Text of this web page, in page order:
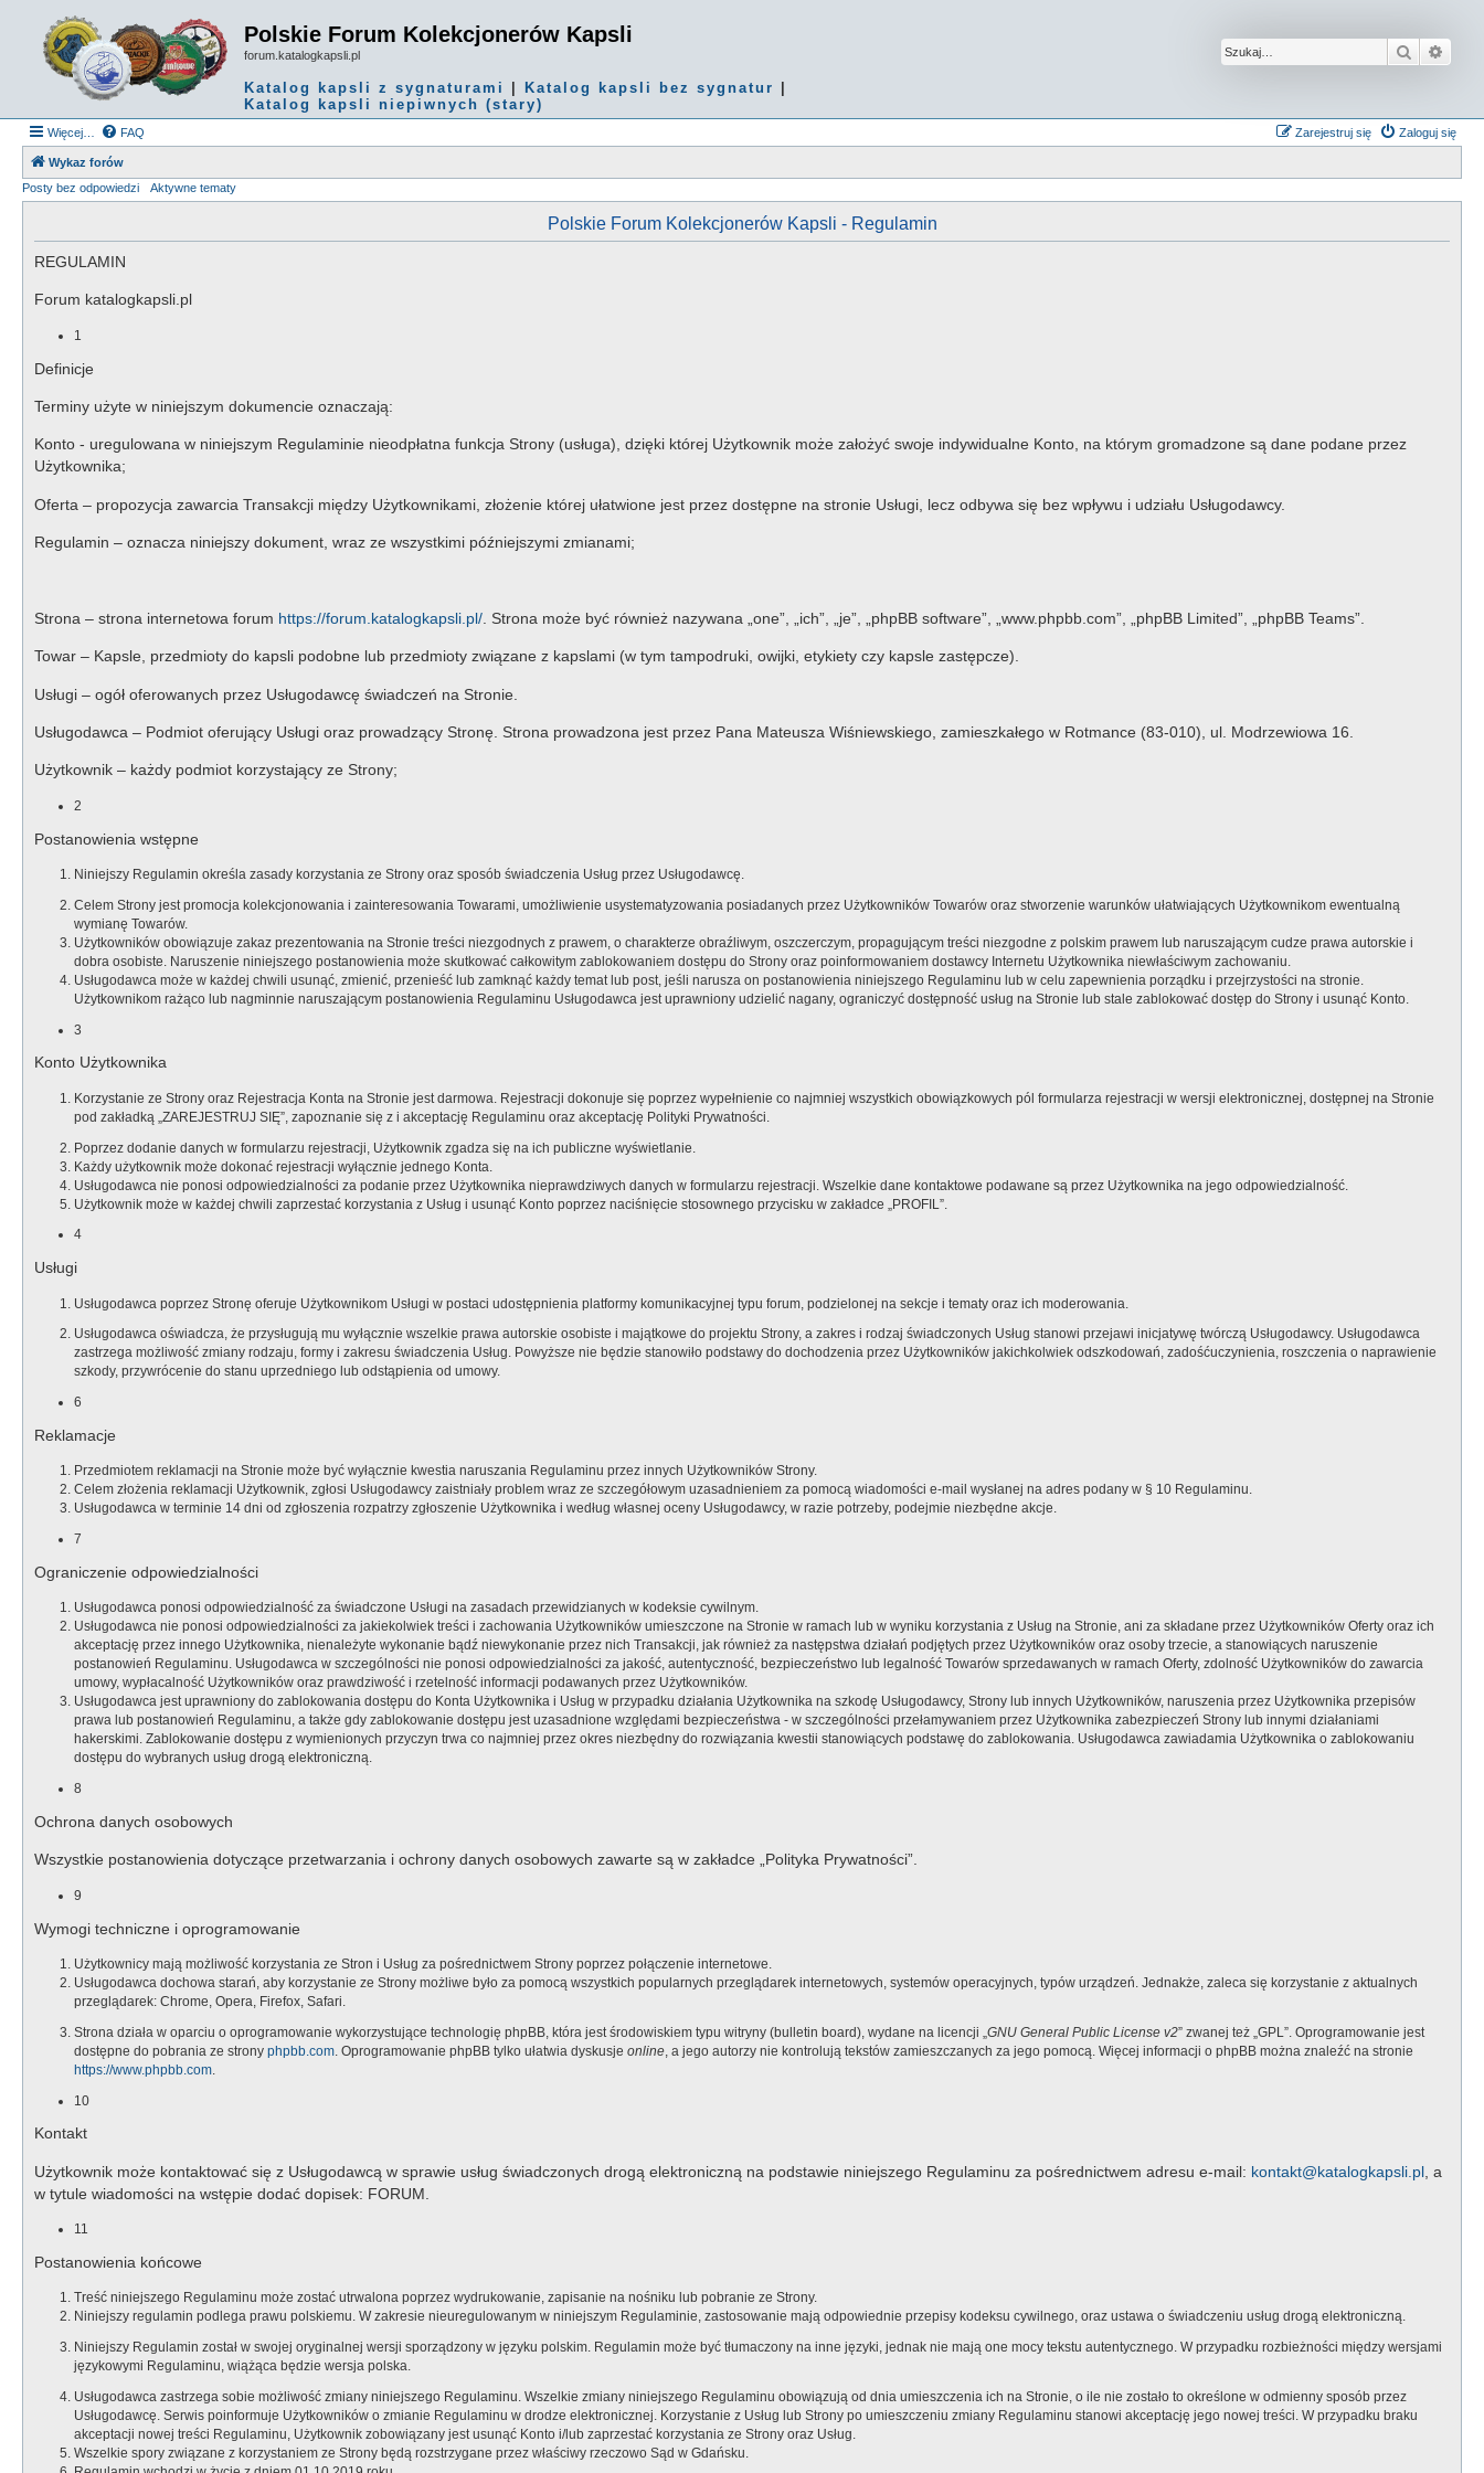
Polskie Forum Kolekcjonerów Kapsli
forum.katalogkapsli.pl
Katalog kapsli z sygnaturami Katalog kapsli bez sygnatur
Katalog kapsli niepiwnych (stary)
Szukaj
Więcej… FAQ Zaloguj się
Zarejestruj się
Wykaz forów
Posty bez odpowiedzi
Aktywne tematy
Polskie Forum Kolekcjonerów Kapsli - Regulamin
REGULAMIN
Forum katalogkapsli.pl
1
Definicje
Terminy użyte w niniejszym dokumencie oznaczają:
Konto - uregulowana w niniejszym Regulaminie nieodpłatna funkcja Strony (usługa), dzięki której Użytkownik może założyć swoje indywidualne Konto, na którym gromadzone są dane podane przez
Użytkownika;
Oferta – propozycja zawarcia Transakcji między Użytkownikami, złożenie której ułatwione jest przez dostępne na stronie Usługi, lecz odbywa się bez wpływu i udziału Usługodawcy.
Regulamin – oznacza niniejszy dokument, wraz ze wszystkimi późniejszymi zmianami;
Strona – strona internetowa forum https://forum.katalogkapsli.pl/ . Strona może być również nazywana „one”, „ich”, „je”, „phpBB software”, „www.phpbb.com”, „phpBB Limited”, „phpBB Teams”.
Towar – Kapsle, przedmioty do kapsli podobne lub przedmioty związane z kapslami (w tym tampodruki, owijki, etykiety czy kapsle zastępcze).
Usługi – ogół oferowanych przez Usługodawcę świadczeń na Stronie.
Usługodawca – Podmiot oferujący Usługi oraz prowadzący Stronę. Strona prowadzona jest przez Pana Mateusza Wiśniewskiego, zamieszkałego w Rotmance (83-010), ul. Modrzewiowa 16.
Użytkownik – każdy podmiot korzystający ze Strony;
2
Postanowienia wstępne
Niniejszy Regulamin określa zasady korzystania ze Strony oraz sposób świadczenia Usług przez Usługodawcę.
Celem Strony jest promocja kolekcjonowania i zainteresowania Towarami, umożliwienie usystematyzowania posiadanych przez Użytkowników Towarów oraz stworzenie warunków ułatwiających Użytkownikom ewentualną
wymianę Towarów.
Użytkowników obowiązuje zakaz prezentowania na Stronie treści niezgodnych z prawem, o charakterze obraźliwym, oszczerczym, propagującym treści niezgodne z polskim prawem lub naruszającym cudze prawa autorskie i
dobra osobiste. Naruszenie niniejszego postanowienia może skutkować całkowitym zablokowaniem dostępu do Strony oraz poinformowaniem dostawcy Internetu Użytkownika niewłaściwym zachowaniu.
Usługodawca może w każdej chwili usunąć, zmienić, przenieść lub zamknąć każdy temat lub post, jeśli narusza on postanowienia niniejszego Regulaminu lub w celu zapewnienia porządku i przejrzystości na stronie.
Użytkownikom rażąco lub nagminnie naruszającym postanowienia Regulaminu Usługodawca jest uprawniony udzielić nagany, ograniczyć dostępność usług na Stronie lub stale zablokować dostęp do Strony i usunąć Konto.
3
Konto Użytkownika
Korzystanie ze Strony oraz Rejestracja Konta na Stronie jest darmowa. Rejestracji dokonuje się poprzez wypełnienie co najmniej wszystkich obowiązkowych pól formularza rejestracji w wersji elektronicznej, dostępnej na Stronie
pod zakładką „ZAREJESTRUJ SIĘ”, zapoznanie się z i akceptację Regulaminu oraz akceptację Polityki Prywatności.
Poprzez dodanie danych w formularzu rejestracji, Użytkownik zgadza się na ich publiczne wyświetlanie.
Każdy użytkownik może dokonać rejestracji wyłącznie jednego Konta.
Usługodawca nie ponosi odpowiedzialności za podanie przez Użytkownika nieprawdziwych danych w formularzu rejestracji. Wszelkie dane kontaktowe podawane są przez Użytkownika na jego odpowiedzialność.
Użytkownik może w każdej chwili zaprzestać korzystania z Usług i usunąć Konto poprzez naciśnięcie stosownego przycisku w zakładce „PROFIL”.
4
Usługi
Usługodawca poprzez Stronę oferuje Użytkownikom Usługi w postaci udostępnienia platformy komunikacyjnej typu forum, podzielonej na sekcje i tematy oraz ich moderowania.
Usługodawca oświadcza, że przysługują mu wyłącznie wszelkie prawa autorskie osobiste i majątkowe do projektu Strony, a zakres i rodzaj świadczonych Usług stanowi przejawi inicjatywę twórczą Usługodawcy. Usługodawca
zastrzega możliwość zmiany rodzaju, formy i zakresu świadczenia Usług. Powyższe nie będzie stanowiło podstawy do dochodzenia przez Użytkowników jakichkolwiek odszkodowań, zadośćuczynienia, roszczenia o naprawienie
szkody, przywrócenie do stanu uprzedniego lub odstąpienia od umowy.
6
Reklamacje
Przedmiotem reklamacji na Stronie może być wyłącznie kwestia naruszania Regulaminu przez innych Użytkowników Strony.
Celem złożenia reklamacji Użytkownik, zgłosi Usługodawcy zaistniały problem wraz ze szczegółowym uzasadnieniem za pomocą wiadomości e-mail wysłanej na adres podany w § 10 Regulaminu.
Usługodawca w terminie 14 dni od zgłoszenia rozpatrzy zgłoszenie Użytkownika i według własnej oceny Usługodawcy, w razie potrzeby, podejmie niezbędne akcje.
7
Ograniczenie odpowiedzialności
Usługodawca ponosi odpowiedzialność za świadczone Usługi na zasadach przewidzianych w kodeksie cywilnym.
Usługodawca nie ponosi odpowiedzialności za jakiekolwiek treści i zachowania Użytkowników umieszczone na Stronie w ramach lub w wyniku korzystania z Usług na Stronie, ani za składane przez Użytkowników Oferty oraz ich
akceptację przez innego Użytkownika, nienależyte wykonanie bądź niewykonanie przez nich Transakcji, jak również za następstwa działań podjętych przez Użytkowników oraz osoby trzecie, a stanowiących naruszenie
postanowień Regulaminu. Usługodawca w szczególności nie ponosi odpowiedzialności za jakość, autentyczność, bezpieczeństwo lub legalność Towarów sprzedawanych w ramach Oferty, zdolność Użytkowników do zawarcia
umowy, wypłacalność Użytkowników oraz prawdziwość i rzetelność informacji podawanych przez Użytkowników.
Usługodawca jest uprawniony do zablokowania dostępu do Konta Użytkownika i Usług w przypadku działania Użytkownika na szkodę Usługodawcy, Strony lub innych Użytkowników, naruszenia przez Użytkownika przepisów
prawa lub postanowień Regulaminu, a także gdy zablokowanie dostępu jest uzasadnione względami bezpieczeństwa - w szczególności przełamywaniem przez Użytkownika zabezpieczeń Strony lub innymi działaniami
hakerskimi. Zablokowanie dostępu z wymienionych przyczyn trwa co najmniej przez okres niezbędny do rozwiązania kwestii stanowiących podstawę do zablokowania. Usługodawca zawiadamia Użytkownika o zablokowaniu
dostępu do wybranych usług drogą elektroniczną.
8
Ochrona danych osobowych
Wszystkie postanowienia dotyczące przetwarzania i ochrony danych osobowych zawarte są w zakładce „Polityka Prywatności”.
9
Wymogi techniczne i oprogramowanie
Użytkownicy mają możliwość korzystania ze Stron i Usług za pośrednictwem Strony poprzez połączenie internetowe.
Usługodawca dochowa starań, aby korzystanie ze Strony możliwe było za pomocą wszystkich popularnych przeglądarek internetowych, systemów operacyjnych, typów urządzeń. Jednakże, zaleca się korzystanie z aktualnych
przeglądarek: Chrome, Opera, Firefox, Safari.
Strona działa w oparciu o oprogramowanie wykorzystujące technologię phpBB, która jest środowiskiem typu witryny (bulletin board), wydane na licencji „ GNU General Public License v2” zwanej też „GPL”. Oprogramowanie jest
dostępne do pobrania ze strony phpbb.com . Oprogramowanie phpBB tylko ułatwia dyskusje online , a jego autorzy nie kontrolują tekstów zamieszczanych za jego pomocą. Więcej informacji o phpBB można znaleźć na stronie
https://www.phpbb.com
10
Kontakt
Użytkownik może kontaktować się z Usługodawcą w sprawie usług świadczonych drogą elektroniczną na podstawie niniejszego Regulaminu za pośrednictwem adresu e-mail: kontakt@katalogkapsli.pl , a
w tytule wiadomości na wstępie dodać dopisek: FORUM.
11
Postanowienia końcowe
Treść niniejszego Regulaminu może zostać utrwalona poprzez wydrukowanie, zapisanie na nośniku lub pobranie ze Strony.
Niniejszy regulamin podlega prawu polskiemu. W zakresie nieuregulowanym w niniejszym Regulaminie, zastosowanie mają odpowiednie przepisy kodeksu cywilnego, oraz ustawa o świadczeniu usług drogą elektroniczną.
Niniejszy Regulamin został w swojej oryginalnej wersji sporządzony w języku polskim. Regulamin może być tłumaczony na inne języki, jednak nie mają one mocy tekstu autentycznego. W przypadku rozbieżności między wersjami
językowymi Regulaminu, wiążąca będzie wersja polska.
Usługodawca zastrzega sobie możliwość zmiany niniejszego Regulaminu. Wszelkie zmiany niniejszego Regulaminu obowiązują od dnia umieszczenia ich na Stronie, o ile nie zostało to określone w odmienny sposób przez
Usługodawcę. Serwis poinformuje Użytkowników o zmianie Regulaminu w drodze elektronicznej. Korzystanie z Usług lub Strony po umieszczeniu zmiany Regulaminu stanowi akceptację jego nowej treści. W przypadku braku
akceptacji nowej treści Regulaminu, Użytkownik zobowiązany jest usunąć Konto i/lub zaprzestać korzystania ze Strony oraz Usług.
Wszelkie spory związane z korzystaniem ze Strony będą rozstrzygane przez właściwy rzeczowo Sąd w Gdańsku.